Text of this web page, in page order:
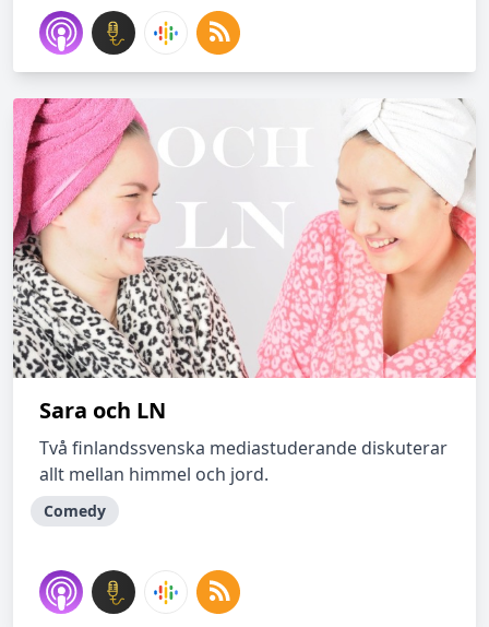
Sara och LN
Två finlandssvenska mediastuderande diskuterar
allt mellan himmel och jord.
Comedy